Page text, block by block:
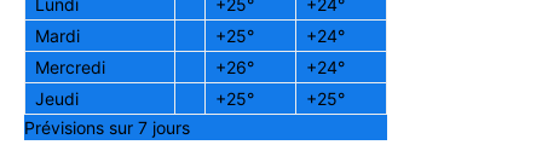
Lundi
+25° +24°
Mardi
+25° +24°
Mercredi
+26° +24°
Jeudi
+25° +25°
Prévisions sur 7 jours